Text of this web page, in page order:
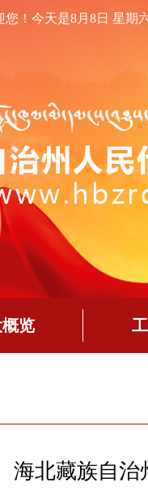
！ 今天是8月8日 星期
概览
海北藏族自治